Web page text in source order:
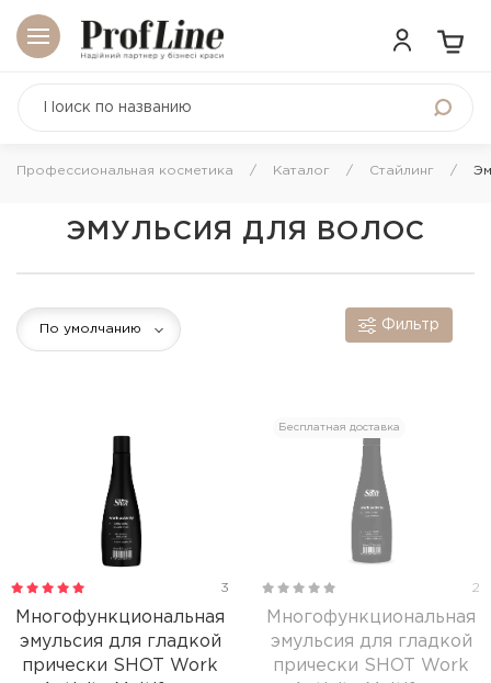
Профессиональная косметика Каталог Стайлинг
ЭМУЛЬСИЯ ДЛЯ ВОЛОС
По умолчанию Фильтр
3
Многофункциональная
эмульсия для гладкой
прически SHOT Work
Бесплатная доставка
2
Многофункциональная
эмульсия для гладкой
прически SHOT Work